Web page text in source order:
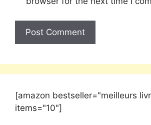
[amazon bestseller="meilleurs
items="10"]